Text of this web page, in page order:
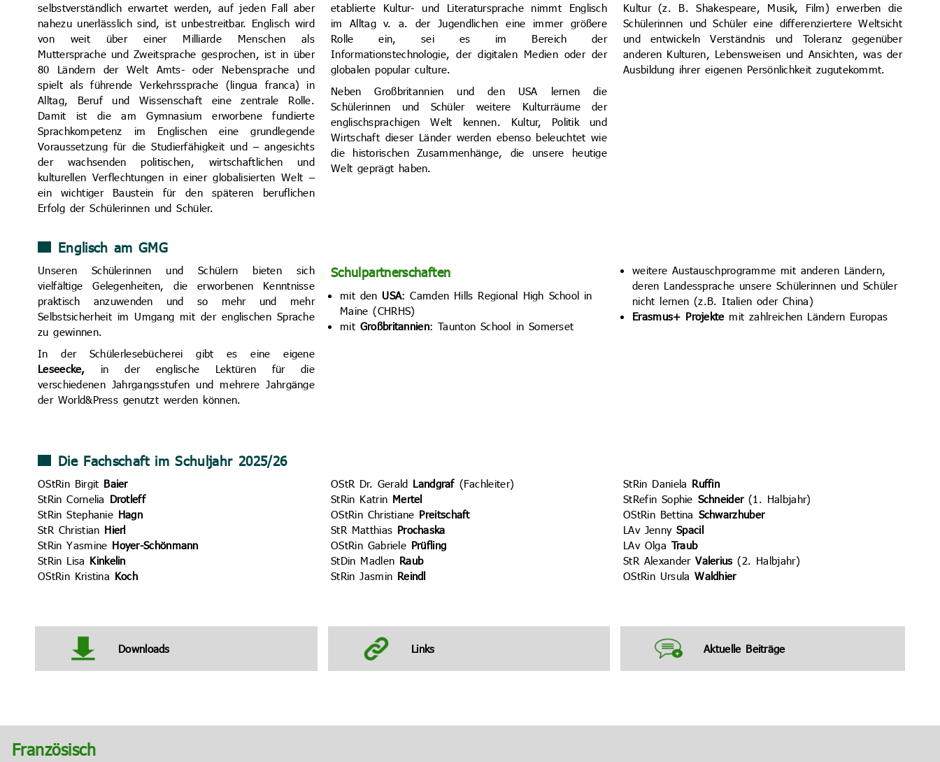
selbstverständlich erwartet werden, auf jeden Fall aber
nahezu unerlässlich sind, ist unbestreitbar. Englisch wird
von weit über einer Milliarde Menschen als
Muttersprache und Zweitsprache gesprochen, ist in über
80 Ländern der Welt Amts- oder Nebensprache und
spielt als führende Verkehrssprache (lingua franca) in
Alltag, Beruf und Wissenschaft eine zentrale Rolle.
Damit ist die am Gymnasium erworbene fundierte
Sprachkompetenz im Englischen eine grundlegende
Voraussetzung für die Studierfähigkeit und – angesichts
der wachsenden politischen, wirtschaftlichen und
kulturellen Verflechtungen in einer globalisierten Welt –
ein wichtiger Baustein für den späteren beruflichen
Erfolg der Schülerinnen und Schüler.
etablierte Kultur- und Literatursprache nimmt Englisch
im Alltag v. a. der Jugendlichen eine immer größere
Rolle ein, sei es im Bereich der
Informationstechnologie, der digitalen Medien oder der
globalen popular culture.
Neben Großbritannien und den USA lernen die
Schülerinnen und Schüler weitere Kulturräume der
englischsprachigen Welt kennen. Kultur, Politik und
Wirtschaft dieser Länder werden ebenso beleuchtet wie
die historischen Zusammenhänge, die unsere heutige
Welt geprägt haben.
Kultur (z. B. Shakespeare, Musik, Film) erwerben die
Schülerinnen und Schüler eine differenziertere Weltsicht
und entwickeln Verständnis und Toleranz gegenüber
anderen Kulturen, Lebensweisen und Ansichten, was der
Ausbildung ihrer eigenen Persönlichkeit zugutekommt.
Englisch am GMG
Unseren Schülerinnen und Schülern bieten sich
vielfältige Gelegenheiten, die erworbenen Kenntnisse
praktisch anzuwenden und so mehr und mehr
Selbstsicherheit im Umgang mit der englischen Sprache
zu gewinnen.
In der Schülerlesebücherei gibt es eine eigene
Leseecke, in der englische Lektüren für die
verschiedenen Jahrgangsstufen und mehrere Jahrgänge
der World&Press genutzt werden können.
Schulpartnerschaften
mit den USA: Camden Hills Regional High School in
Maine (CHRHS)
mit Großbritannien: Taunton School in Somerset
weitere Austauschprogramme mit anderen Ländern,
deren Landessprache unsere Schülerinnen und Schüler
nicht lernen (z.B. Italien oder China)
Erasmus+ Projektemit zahlreichen Ländern Europas
Die Fachschaft im Schuljahr 2025/26
OStRin Birgit Baier
StRin Cornelia Drotleff
StRin Stephanie Hagn
StR Christian Hierl
StRin Yasmine Hoyer-Schönmann
StRin Lisa Kinkelin
OStRin Kristina Koch
OStR Dr. Gerald Landgraf(Fachleiter)
StRin Katrin Mertel
OStRin Christiane Preitschaft
StR Matthias Prochaska
OStRin Gabriele Prüfling
StDin Madlen Raub
StRin Jasmin Reindl
StRin Daniela Ruffin
StRefin Sophie Schneider(1. Halbjahr)
OStRin Bettina Schwarzhuber
LAv JennySpacil
LAv Olga Traub
StR AlexanderValerius (2. Halbjahr)
OStRin UrsulaWaldhier
Downloads Links Aktuelle Beiträge
Französisch